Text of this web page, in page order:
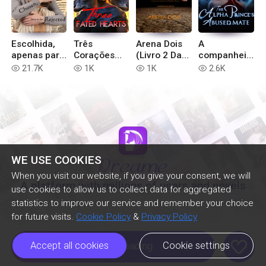
WE USE COOKIES
When you visit our website, if you give your consent, we will
use cookies to allow us to collect data for aggregated
statistics to improve our service and remember your choice
for future visits. Cookie Policy & Privacy Policy
Accept all cookies Cookie settings
Escolhida,
apenas para
ser rejeitada
read 21.7K
Três
Corações
Fadados
read 1K
Arena Dois
(Livro 2 Da
Trilogia Da
read 1K
A
companheir
a abusada
read 2.6K
A platform with millions of users and novels
Continue Reading